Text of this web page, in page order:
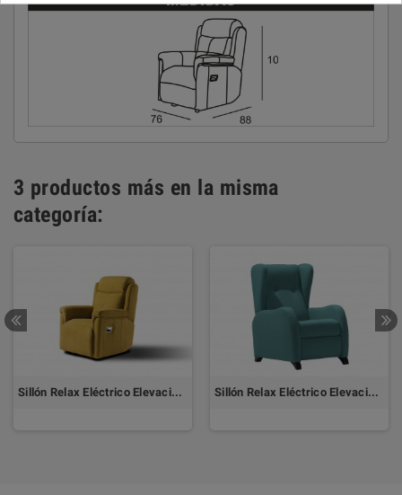
3 productos más en la misma
categoría:
Sillón Relax Eléctrico Elevación 2 Motores OSAKA Sillón Relax Eléctrico Elevación 2 Motores CANTON